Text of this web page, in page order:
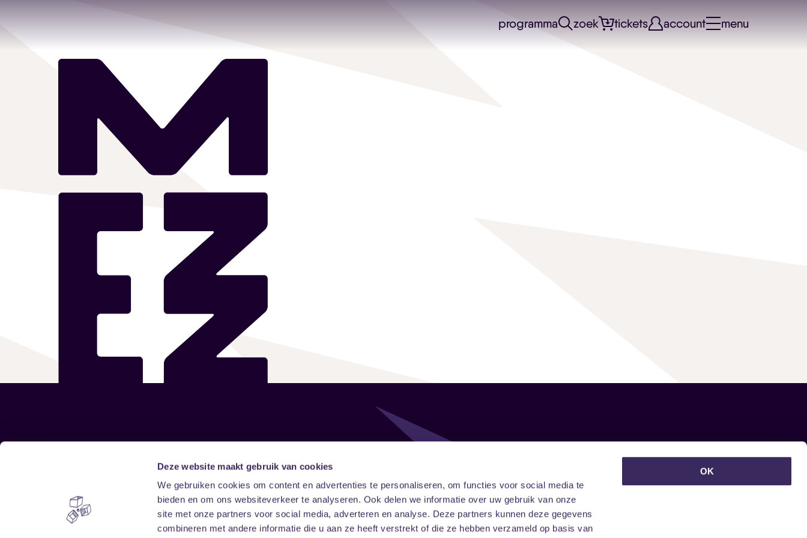
Deze website maakt gebruik van cookies
We gebruiken cookies om content en advertenties te personaliseren, om functies voor social media te
bieden en om ons websiteverkeer te analyseren. Ook delen we informatie over uw gebruik van onze
site met onze partners voor social media, adverteren en analyse. Deze partners kunnen deze gegevens
combineren met andere informatie die u aan ze heeft verstrekt of die ze hebben verzameld op basis van
OK
programma zoek tickets account menu
Home
Vrijwilligers
Verhuur
Disclaimer
Toegankelijkheid
Privacy & cookies
Follow
FacebookInstagramLinkedIn
Onze nieuwsbrief ontvangen?